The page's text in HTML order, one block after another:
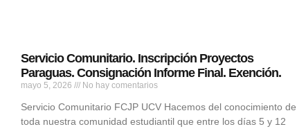
Servicio Comunitario. Inscripción Proyectos
Paraguas. Consignación Informe Final. Exención.
mayo 5, 2026 No hay comentarios
Servicio Comunitario FCJP UCV Hacemos del conocimiento de
toda nuestra comunidad estudiantil que entre los días 5 y 12